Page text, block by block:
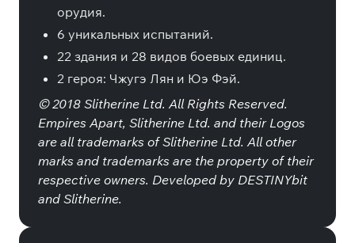
орудия.
6 уникальных испытаний.
22 здания и 28 видов боевых единиц.
2 героя: Чжугэ Лян и Юэ Фэй.
© 2018 Slitherine Ltd. All Rights Reserved.
Empires Apart, Slitherine Ltd. and their Logos
are all trademarks of Slitherine Ltd. All other
marks and trademarks are the property of their
respective owners. Developed by DESTINYbit
and Slitherine.